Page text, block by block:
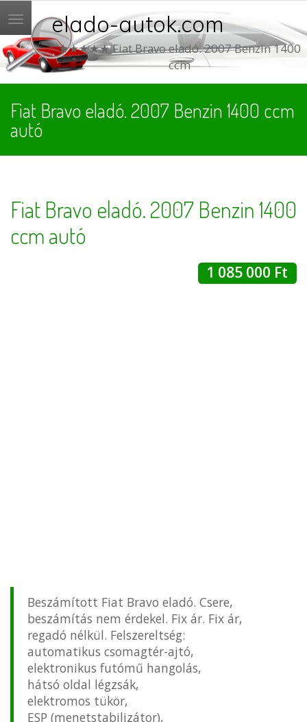
Menü elado-autok.com
★★★★★ Fiat Bravo eladó. 2007 Benzin 1400
ccm
Fiat Bravo eladó. 2007 Benzin 1400 ccm
autó
Fiat Bravo eladó. 2007 Benzin 1400
ccm autó
1 085 000 Ft
Beszámított Fiat Bravo eladó. Csere,
beszámítás nem érdekel. Fix ár. Fix ár,
regadó nélkül. Felszereltség:
automatikus csomagtér-ajtó,
elektronikus futómű hangolás,
hátsó oldal légzsák,
elektromos tükör,
ESP (menetstabilizátor),